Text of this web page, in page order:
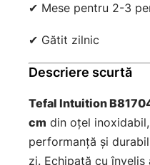
✔ Mese pentru 2-3
✔ Gătit zilnic
Descriere scurtă
Tefal Intuition
cm din oțel
performanță și
zi. Echipată cu înveliș